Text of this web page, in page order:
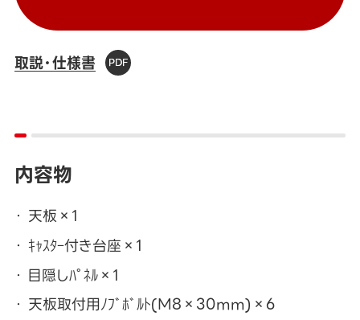
取説・仕様書
内容物
天板×1
ｷｬｽﾀｰ付き台座×1
目隠しﾊﾟﾈﾙ×1
天板取付用ﾉﾌﾞﾎﾞﾙﾄ(M8×30mm)×6